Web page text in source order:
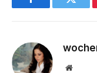
Facebook
Website